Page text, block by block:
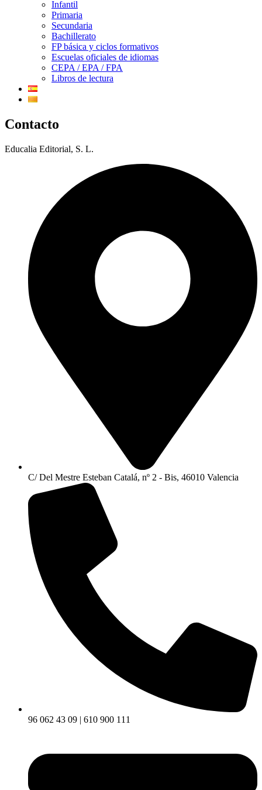
Infantil
Primaria
Secundaria
Bachillerato
FP básica y ciclos formativos
Escuelas oficiales de idiomas
CEPA / EPA / FPA
Libros de lectura
Contacto
Educalia Editorial, S. L.
C/ Del Mestre Esteban Catalá, nº 2 - Bis, 46010 Valencia
96 062 43 09 | 610 900 111